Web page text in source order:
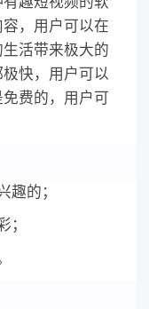
，用户可以在
活带来极大的
快，用户可以
费的，用户可
趣的；
；